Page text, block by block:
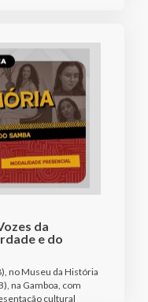
da
e do
no Museu da História
na Gamboa, com
cultural